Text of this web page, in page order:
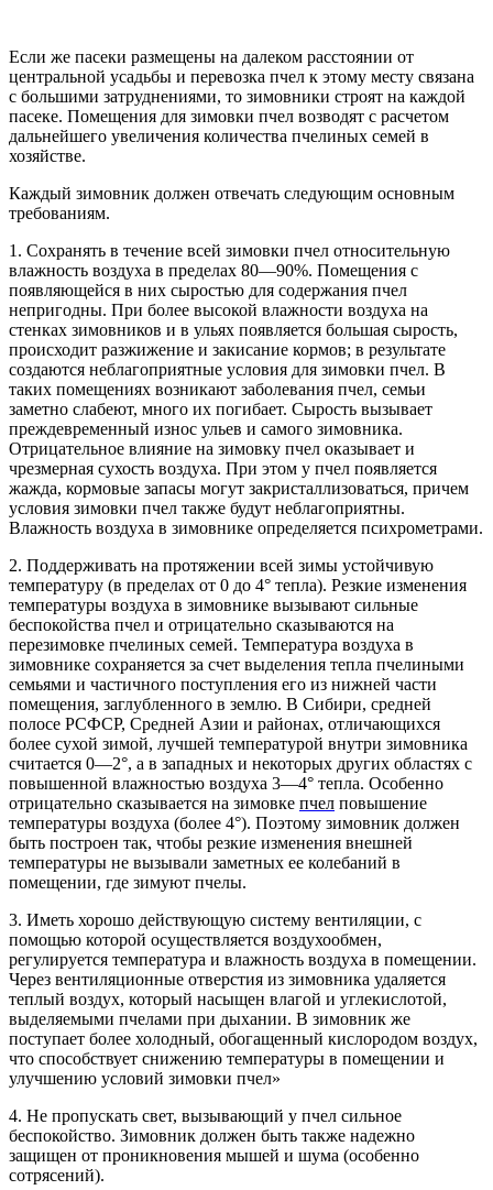
Если же пасеки размещены на далеком расстоянии от
центральной усадьбы и перевозка пчел к этому месту связана
с большими затруднениями, то зимовники строят на каждой
пасеке. Помещения для зимовки пчел возводят с расчетом
дальнейшего увеличения количества пчелиных семей в
хозяйстве.
Каждый зимовник должен отвечать следующим основным
требованиям.
1. Сохранять в течение всей зимовки пчел относительную
влажность воздуха в пределах 80—90%. Помещения с
появляющейся в них сыростью для содержания пчел
непригодны. При более высокой влажности воздуха на
стенках зимовников и в ульях появляется большая сырость,
происходит разжижение и закисание кормов; в результате
создаются неблагоприятные условия для зимовки пчел. В
таких помещениях возникают заболевания пчел, семьи
заметно слабеют, много их погибает. Сырость вызывает
преждевременный износ ульев и самого зимовника.
Отрицательное влияние на зимовку пчел оказывает и
чрезмерная сухость воздуха. При этом у пчел появляется
жажда, кормовые запасы могут закристаллизоваться, причем
условия зимовки пчел также будут неблагоприятны.
Влажность воздуха в зимовнике определяется психрометрами.
2. Поддерживать на протяжении всей зимы устойчивую
температуру (в пределах от 0 до 4° тепла). Резкие изменения
температуры воздуха в зимовнике вызывают сильные
беспокойства пчел и отрицательно сказываются на
перезимовке пчелиных семей. Температура воздуха в
зимовнике сохраняется за счет выделения тепла пчелиными
семьями и частичного поступления его из нижней части
помещения, заглубленного в землю. В Сибири, средней
полосе РСФСР, Средней Азии и районах, отличающихся
более сухой зимой, лучшей температурой внутри зимовника
считается 0—2°, а в западных и некоторых других областях с
повышенной влажностью воздуха 3—4° тепла. Особенно
отрицательно сказывается на зимовке пчел повышение
температуры воздуха (более 4°). Поэтому зимовник должен
быть построен так, чтобы резкие изменения внешней
температуры не вызывали заметных ее колебаний в
помещении, где зимуют пчелы.
3. Иметь хорошо действующую систему вентиляции, с
помощью которой осуществляется воздухообмен,
регулируется температура и влажность воздуха в помещении.
Через вентиляционные отверстия из зимовника удаляется
теплый воздух, который насыщен влагой и углекислотой,
выделяемыми пчелами при дыхании. В зимовник же
поступает более холодный, обогащенный кислородом воздух,
что способствует снижению температуры в помещении и
улучшению условий зимовки пчел»
4. Не пропускать свет, вызывающий у пчел сильное
беспокойство. Зимовник должен быть также надежно
защищен от проникновения мышей и шума (особенно
сотрясений).